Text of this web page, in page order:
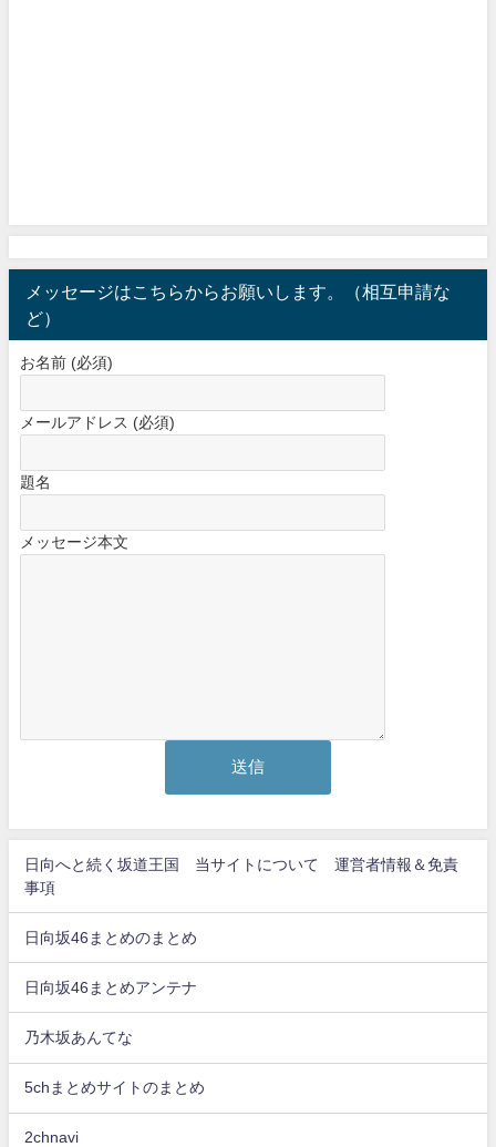
メッセージはこちらからお願いします。（相互申請な
ど）
お名前 (必須)
メールアドレス (必須)
題名
メッセージ本文
日向へと続く坂道王国 当サイトについて 運営者情報＆免責
事項
日向坂46まとめのまとめ
日向坂46まとめアンテナ
乃木坂あんてな
5chまとめサイトのまとめ
2chnavi